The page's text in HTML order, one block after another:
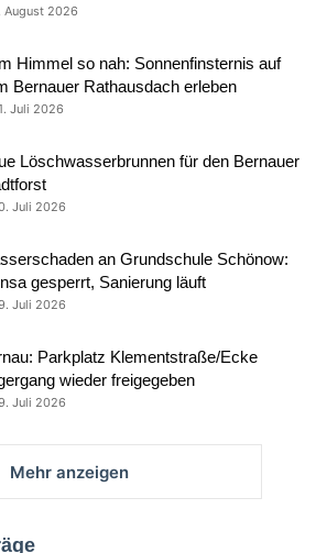
August 2026
Himmel so nah: Sonnenfinsternis auf
Bernauer Rathausdach erleben
Juli 2026
Löschwasserbrunnen für den Bernauer
Juli 2026
an Grundschule Schönow:
gesperrt, Sanierung läuft
Juli 2026
Parkplatz Klementstraße/Ecke
wieder freigegeben
Juli 2026
Mehr anzeigen